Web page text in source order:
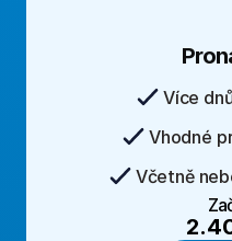
Včetně
Vhodné
Více